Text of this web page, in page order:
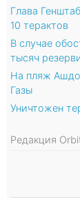
Глава
10 терактов
В случае
тысяч
На пляж
Газы
Уничтожен
Редакция